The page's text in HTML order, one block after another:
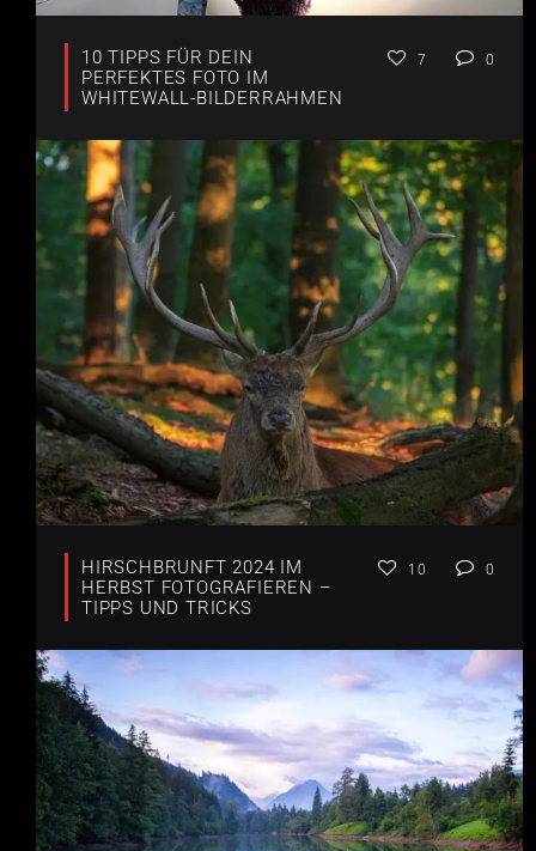
10 TIPPS FÜR DEIN
PERFEKTES FOTO IM
WHITEWALL-BILDERRAHMEN
7 0
HIRSCHBRUNFT 2024 IM
HERBST FOTOGRAFIEREN –
TIPPS UND TRICKS
10 0